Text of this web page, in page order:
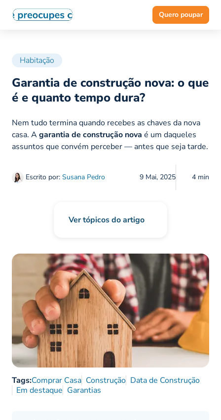
Quero poupar
Habitação
Garantia de construção nova: o que
é e quanto tempo dura?
Escrito por: Susana Pedro 9 Mai, 2025 4 min
Nem tudo termina quando recebes as chaves da nova
casa. Agarantia de construção nova é um daqueles
assuntos que convém perceber — antes que seja tarde.
Ver tópicos do artigo
Tags:Comprar Casa Construção Data de Construção
Em destaque Garantias